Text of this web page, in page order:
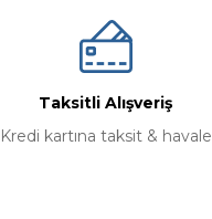
Taksitli Alışveriş
Kredi kartına taksit & havale